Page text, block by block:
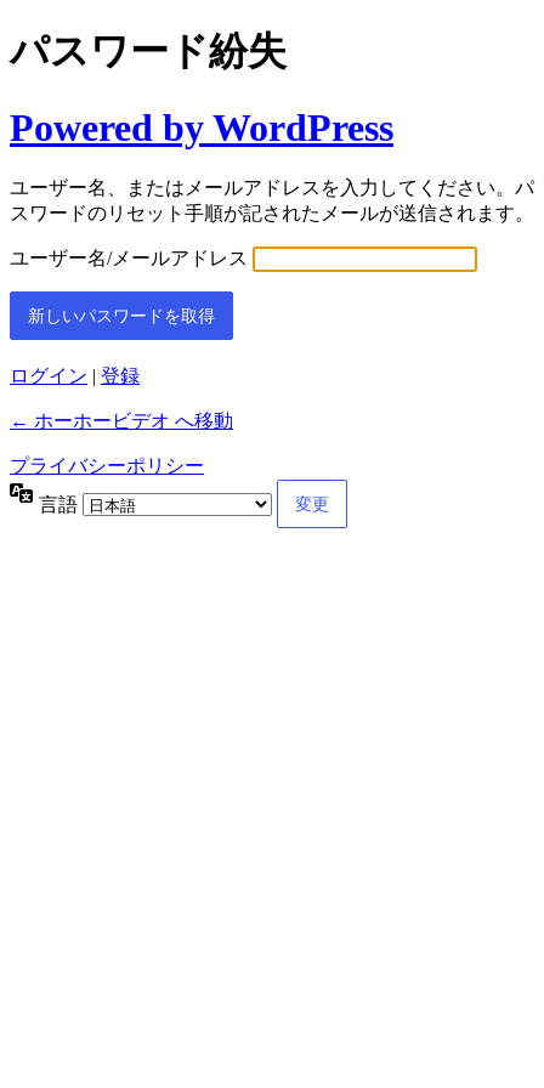
パスワード紛失
Powered by WordPress
ユーザー名、またはメールアドレスを入力してください。パ
スワードのリセット手順が記されたメールが送信されます。
ユーザー名/メールアドレス
ログイン | 登録
← ホーホービデオ へ移動
プライバシーポリシー
言語